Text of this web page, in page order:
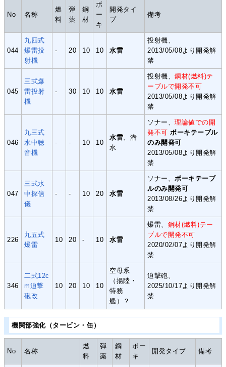
No 名称
燃
料
弾
薬
鋼
材
ボ
ー
キ
開発タイ
プ
備考
044
九四式
爆雷投
射機
- 20 10 10 水雷
投射機、
2013/05/08より開発解
禁
045
三式爆
雷投射
機
- 30 10 10 水雷
投射機、鋼材(燃料)テ
ーブルで開発不可
2013/05/08より開発解
禁
046
九三式
水中聴
音機
- - 10 10
水雷、潜
水
ソナー、理論値での開
発不可 ボーキテーブル
のみ開発可
2013/05/08より開発解
禁
047
三式水
中探信
儀
- - 10 20 水雷
ソナー、ボーキテーブ
ルのみ開発可
2013/08/26より開発解
禁
226
九五式
爆雷
10 20 - 10 水雷
爆雷、 鋼材(燃料)テー
ブルで開発不可
2020/02/07より開発解
禁
346
二式12c
m迫撃
砲改
10 20 10 10
空母系
（揚陸・
特務
艦）？
迫撃砲、
2025/10/17より開発解
禁
機関部強化（タービン・缶）
No 名称
燃
料
弾
薬
鋼
材
ボー
キ
開発タイプ 備考